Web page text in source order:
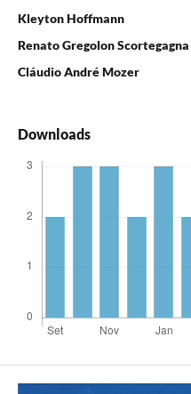
Kleyton Hoffmann
Renato Gregolon Scortegagna
Cláudio André Mozer
Downloads